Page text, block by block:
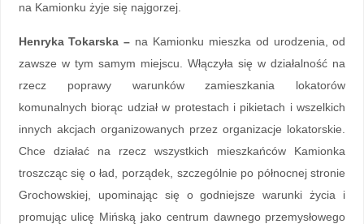
na Kamionku żyje się najgorzej.
Henryka Tokarska – na Kamionku mieszka od urodzenia, od
zawsze w tym samym miejscu. Włączyła się w działalność na
rzecz poprawy warunków zamieszkania lokatorów
komunalnych biorąc udział w protestach i pikietach i wszelkich
innych akcjach organizowanych przez organizacje lokatorskie.
Chce działać na rzecz wszystkich mieszkańców Kamionka
troszcząc się o ład, porządek, szczególnie po północnej stronie
Grochowskiej, upominając się o godniejsze warunki życia i
promując ulicę Mińską jako centrum dawnego przemysłowego